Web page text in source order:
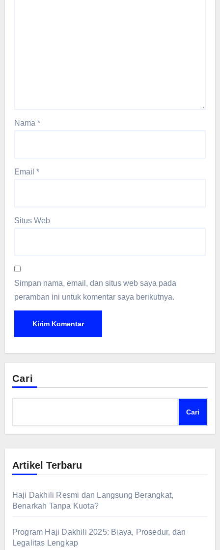
Nama*
Email*
Situs Web
Simpan nama, email, dan situs web saya pada
peramban ini untuk komentar saya berikutnya.
Cari
Cari
Artikel Terbaru
Haji Dakhili Resmi dan Langsung Berangkat,
Benarkah Tanpa Kuota?
Program Haji Dakhili 2025: Biaya, Prosedur, dan
Legalitas Lengkap